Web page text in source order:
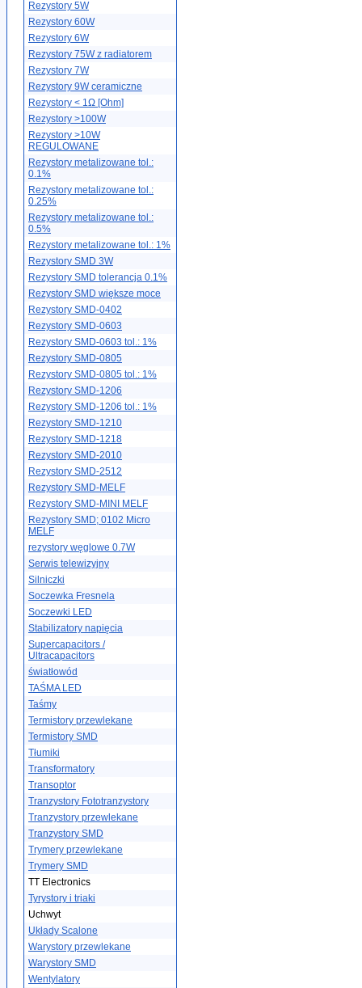
Rezystory 5W
Rezystory 60W
Rezystory 6W
Rezystory 75W z radiatorem
Rezystory 7W
Rezystory 9W ceramiczne
Rezystory < 1Ω [Ohm]
Rezystory >100W
Rezystory >10W
REGULOWANE
Rezystory metalizowane tol.:
0.1%
Rezystory metalizowane tol.:
0.25%
Rezystory metalizowane tol.:
0.5%
Rezystory metalizowane tol.: 1%
Rezystory SMD 3W
Rezystory SMD tolerancja 0.1%
Rezystory SMD większe moce
Rezystory SMD-0402
Rezystory SMD-0603
Rezystory SMD-0603 tol.: 1%
Rezystory SMD-0805
Rezystory SMD-0805 tol.: 1%
Rezystory SMD-1206
Rezystory SMD-1206 tol.: 1%
Rezystory SMD-1210
Rezystory SMD-1218
Rezystory SMD-2010
Rezystory SMD-2512
Rezystory SMD-MELF
Rezystory SMD-MINI MELF
Rezystory SMD; 0102 Micro
MELF
rezystory węglowe 0.7W
Serwis telewizyjny
Silniczki
Soczewka Fresnela
Soczewki LED
Stabilizatory napięcia
Supercapacitors /
Ultracapacitors
światłowód
TAŚMA LED
Taśmy
Termistory przewlekane
Termistory SMD
Tłumiki
Transformatory
Transoptor
Tranzystory Fototranzystory
Tranzystory przewlekane
Tranzystory SMD
Trymery przewlekane
Trymery SMD
TT Electronics
Tyrystory i triaki
Uchwyt
Układy Scalone
Warystory przewlekane
Warystory SMD
Wentylatory